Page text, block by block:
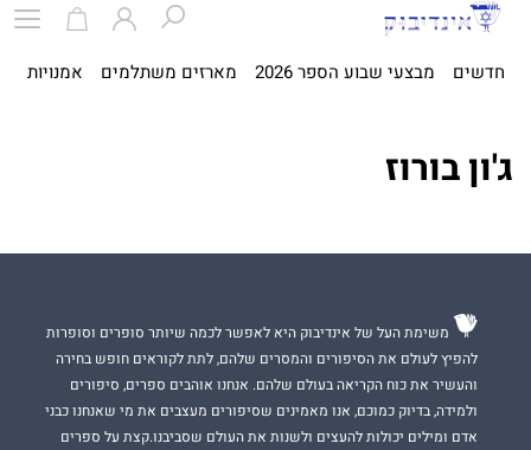
חדשים מבצעי שבוע הספר 2026 מארזים משתלמים אמנויות
ג'ון בורוז
משימת העל של אינדיבוק היא לאפשר לכמה שיותר סופרים וסופרות
להפיץ לעולם את הסיפורים והמסרים שלהם, לתת לקוראים חופש בחירה
והעשיר את כוח הקריאה בעולם שלהם. אנחנו אוהבים ספרים, סיפורים
ולמידה, בדיוק כמוכם, אנו מאמינים שסיפורים מעצבים את מי שאנחנו כבני
אדם ומילים יכולות להעצים ולשנות את העולם שסביבנו.קצת על ספרים